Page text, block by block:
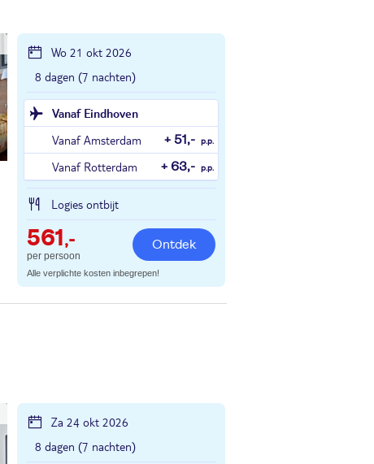
Wo 21 okt 2026
8 dagen (7 nachten)
Vanaf Eindhoven
Vanaf Amsterdam
+ 51,- p.p.
Vanaf Rotterdam + 63,- p.p.
Logies ontbijt
561 ,-
per persoon
Ontdek
Alle verplichte kosten inbegrepen!
Za 24 okt 2026
8 dagen (7 nachten)